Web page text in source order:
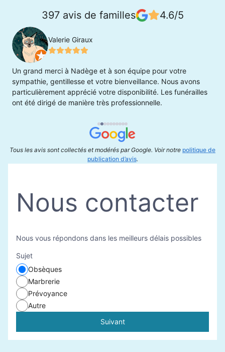
397 avis de familles 4.6/5
Valerie Giraux
Un grand merci à Nadège et à son équipe pour votre
sympathie, gentillesse et votre bienveillance. Nous avons
particulièrement apprécié votre disponibilité. Les funérailles
ont été dirigé de manière très professionnelle.
Tous les avis sont collectés et modérés par Google. Voir notre politique de
publication d’avis.
Nous contacter
Nous vous répondons dans les meilleurs délais possibles
Sujet
Obsèques
Marbrerie
Prévoyance
Autre
Suivant